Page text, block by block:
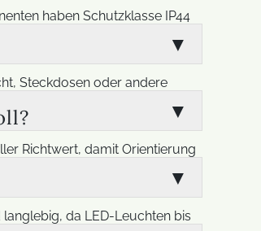
LED-Displays
mit
Displays
Technik
haben Schutzklasse IP44
Nässe, Schnee und
Steckdosen oder andere
angepasst.
Richtwert, damit Orientierung
Funktion und
da LED-Leuchten bis